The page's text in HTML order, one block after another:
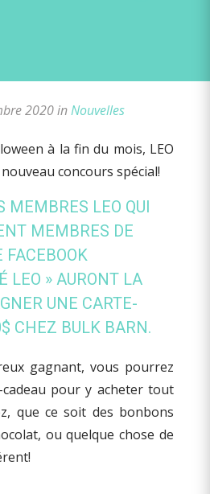
2020 inNouvelles
à la fin du mois, LEO
concours spécial!
MEMBRES LEO QUI
MEMBRES DE
FACEBOOK
LEO » AURONT LA
UNE CARTE-
CHEZ BULK BARN.
gagnant, vous pourrez
pour y acheter tout
que ce soit des bonbons
ou quelque chose de